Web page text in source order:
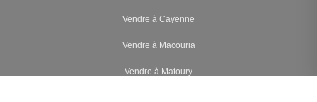
Vendre à Cayenne
Vendre à Macouria
Vendre à Matoury